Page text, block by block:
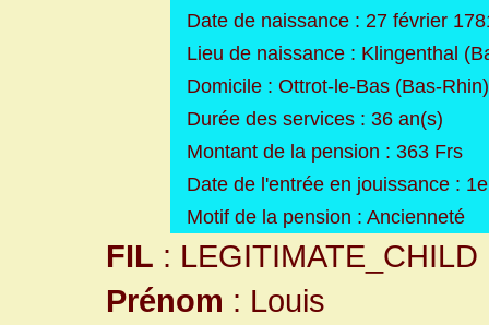
Date de naissance : 27 février
Lieu de naissance : Klingenthal
Domicile : Ottrot-le-Bas (Bas-Rhin)
Durée des services : 36 an(s)
Montant de la pension : 363 Frs
Date de l'entrée en jouissance :
Motif de la pension : Ancienneté
FIL : LEGITIMATE_CHILD
Prénom : Louis